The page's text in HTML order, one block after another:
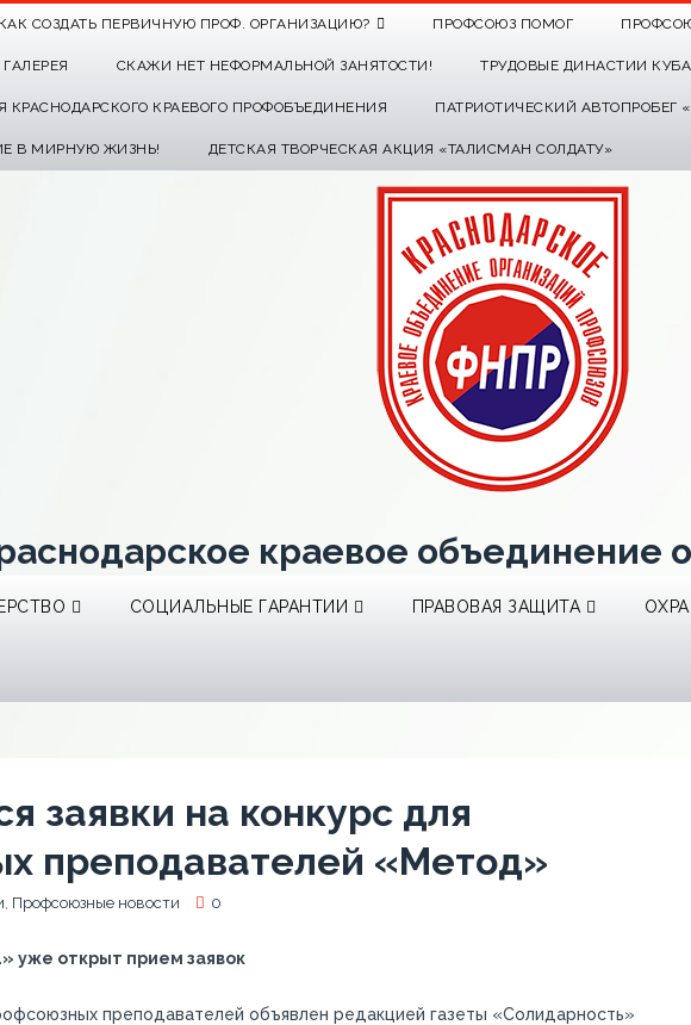
КАК СОЗДАТЬ ПЕРВИЧНУЮ ПРОФ. ОРГАНИЗАЦИЮ? ПРОФСОЮЗ ПОМОГ
ГАЛЕРЕЯ СКАЖИ НЕТ НЕФОРМАЛЬНОЙ ЗАНЯТОСТИ! ТРУДОВЫЕ ДИНАСТИИ
КРАСНОДАРСКОГО КРАЕВОГО ПРОФОБЪЕДИНЕНИЯ ПАТРИОТИЧЕСКИЙ АВТОПРОБЕГ
В МИРНУЮ ЖИЗНЬ! ДЕТСКАЯ ТВОРЧЕСКАЯ АКЦИЯ «ТАЛИСМАН СОЛДАТУ»
краевое объединение
СОЦИАЛЬНЫЕ ГАРАНТИИ ПРАВОВАЯ ЗАЩИТА
заявки на конкурс для
преподавателей «Метод»
, Профсоюзные новости 0
уже открыт прием заявок
преподавателей объявлен редакцией газеты «Солидарность»